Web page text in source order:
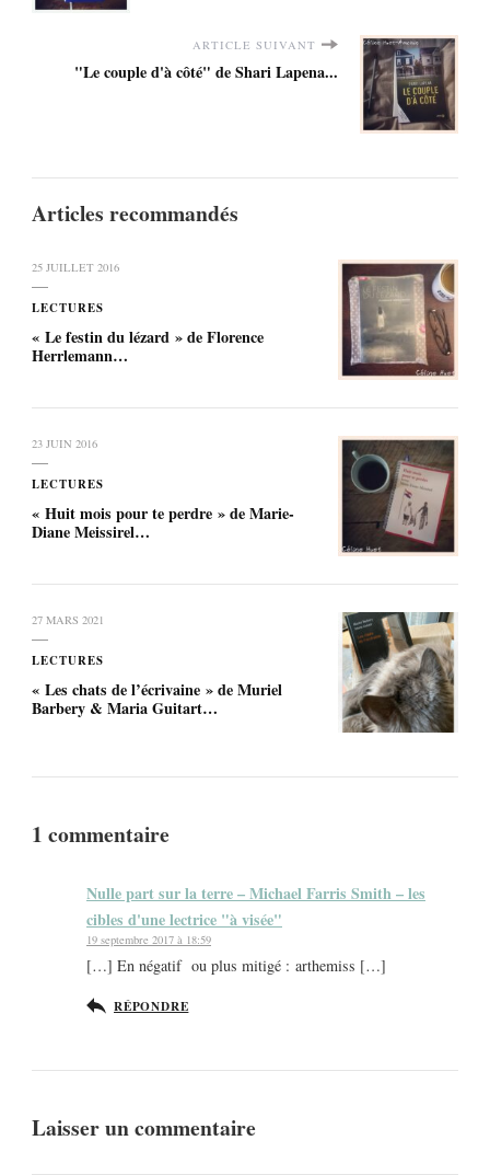
ARTICLE SUIVANT
"Le couple d'à côté" de Shari Lapena...
Articles recommandés
25 JUILLET 2016
LECTURES
« Le festin du lézard » de Florence
Herrlemann…
23 JUIN 2016
LECTURES
« Huit mois pour te perdre » de Marie-
Diane Meissirel…
27 MARS 2021
LECTURES
« Les chats de l’écrivaine » de Muriel
Barbery & Maria Guitart…
1 commentaire
Nulle part sur la terre – Michael Farris Smith – les
cibles d'une lectrice "à visée"
19 septembre 2017 à 18:59
[…] En négatif ou plus mitigé : arthemiss […]
RÉPONDRE
Laisser un commentaire